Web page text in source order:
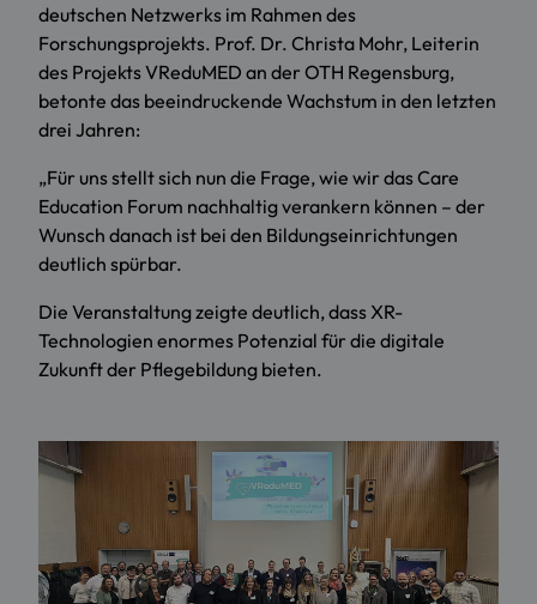
deutschen Netzwerks im Rahmen des
Forschungsprojekts. Prof. Dr. Christa Mohr, Leiterin
des Projekts VReduMED an der OTH Regensburg,
betonte das beeindruckende Wachstum in den letzten
drei Jahren:
„Für uns stellt sich nun die Frage, wie wir das Care
Education Forum nachhaltig verankern können – der
Wunsch danach ist bei den Bildungseinrichtungen
deutlich spürbar.
Die Veranstaltung zeigte deutlich, dass XR-
Technologien enormes Potenzial für die digitale
Zukunft der Pflegebildung bieten.